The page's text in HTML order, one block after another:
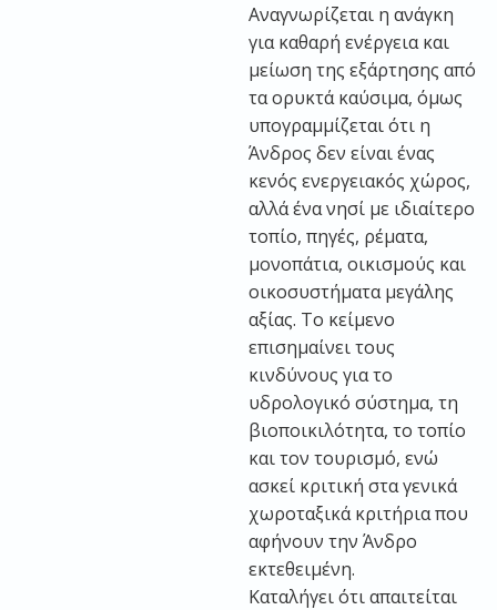
Αναγνωρίζεται η ανάγκη
για καθαρή ενέργεια και
μείωση της εξάρτησης από
τα ορυκτά καύσιμα, όμως
υπογραμμίζεται ότι η
Άνδρος δεν είναι ένας
κενός ενεργειακός χώρος,
αλλά ένα νησί με ιδιαίτερο
τοπίο, πηγές, ρέματα,
μονοπάτια, οικισμούς και
οικοσυστήματα μεγάλης
αξίας. Το κείμενο
επισημαίνει τους
κινδύνους για το
υδρολογικό σύστημα, τη
βιοποικιλότητα, το τοπίο
και τον τουρισμό, ενώ
ασκεί κριτική στα γενικά
χωροταξικά κριτήρια που
αφήνουν την Άνδρο
εκτεθειμένη.
Καταλήγει ότι απαιτείται